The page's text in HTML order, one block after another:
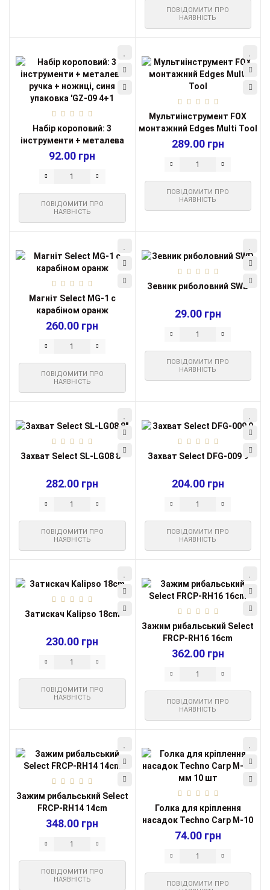
ПОВІДОМИТИ ПРО
НАЯВНІСТЬ
Набір короповий: 3
інструменти + металева
ручка + ножиц...
92.00 грн
ПОВІДОМИТИ ПРО
НАЯВНІСТЬ
Мультиінструмент FOX
монтажний Edges Multi Tool
289.00 грн
ПОВІДОМИТИ ПРО
НАЯВНІСТЬ
Магніт Select MG-1 c
карабіном оранж
260.00 грн
ПОВІДОМИТИ ПРО
НАЯВНІСТЬ
Зевник риболовний SWD
29.00 грн
ПОВІДОМИТИ ПРО
НАЯВНІСТЬ
Захват Select SL-LG08 8"
282.00 грн
ПОВІДОМИТИ ПРО
НАЯВНІСТЬ
Захват Select DFG-009 9
204.00 грн
ПОВІДОМИТИ ПРО
НАЯВНІСТЬ
Затискач Kalipso 18cm
230.00 грн
ПОВІДОМИТИ ПРО
НАЯВНІСТЬ
Зажим рибальський Select
FRCP-RH16 16cm
362.00 грн
ПОВІДОМИТИ ПРО
НАЯВНІСТЬ
Зажим рибальський Select
FRCP-RH14 14cm
348.00 грн
ПОВІДОМИТИ ПРО
НАЯВНІСТЬ
Голка для кріплення
насадок Techno Carp М-10
мм 10 шт
74.00 грн
ПОВІДОМИТИ ПРО